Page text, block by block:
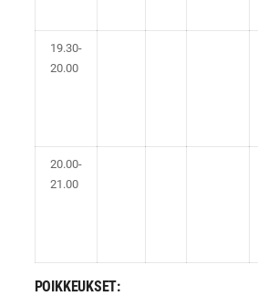
19.30-
20.00
20.00-
21.00
POIKKEUKSET: